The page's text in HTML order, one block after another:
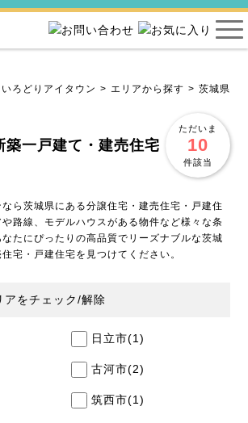
ろどりアイタウン エリアから探す 茨城県
築一戸建て・建売住宅・分譲住
ただいま
10
件該当
ら茨城県にある分譲住宅・建売住宅・戸建住
路線、モデルハウスがある物件など様々な条
たにぴったりの高品質でリーズナブルな茨城
宅・戸建住宅を見つけてください。
アをチェック/解除
日立市(1)
古河市(2)
筑西市(1)